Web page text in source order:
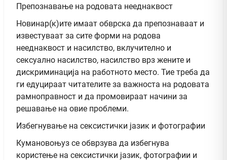
Препознавање на родовата нееднаквост
Новинар(к)ите имаат обврска да препознаваат и
известуваат за сите форми на родова
нееднаквост и насилство, вклучително и
сексуално насилство, насилство врз жените и
дискриминација на работното место. Тие треба да
ги едуцираат читателите за важноста на родовата
рамноправност и да промовираат начини за
решавање на овие проблеми.
Избегнување на сексистички јазик и фотографии
Кумановоњуз се обврзува да избегнува
користење на сексистички јазик, фотографии и